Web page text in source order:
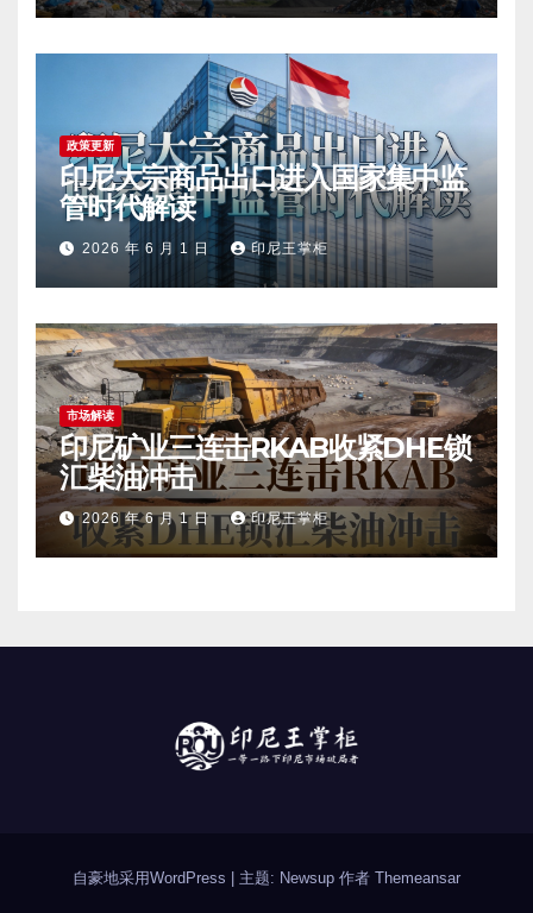
政策更新
印尼大宗商品出口进入国家集中监
管时代解读
2026 年 6 月 1 日 印尼王掌柜
市场解读
印尼矿业三连击RKAB收紧DHE锁
汇柴油冲击
2026 年 6 月 1 日 印尼王掌柜
自豪地采用WordPress 主题: Newsup 作者 Themeansar